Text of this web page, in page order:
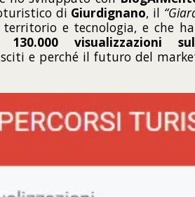
di Giurdignano, il
e tecnologia, e che
130.000 visualizzazioni
e perché il futuro del